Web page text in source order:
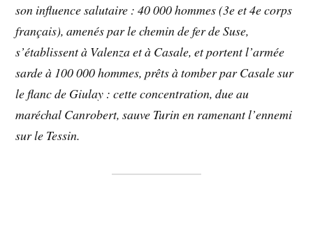
son influence salutaire : 40 000 hommes (3e et 4e corps
français), amenés par le chemin de fer de Suse,
s’établissent à Valenza et à Casale, et portent l’armée
sarde à 100 000 hommes, prêts à tomber par Casale sur
le flanc de Giulay : cette concentration, due au
maréchal Canrobert, sauve Turin en ramenant l’ennemi
sur le Tessin.